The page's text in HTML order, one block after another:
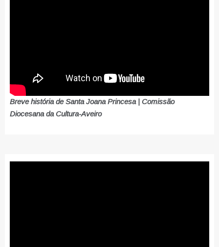
Breve história de Santa Joana Princesa | Comissão
Diocesana da Cultura-Aveiro